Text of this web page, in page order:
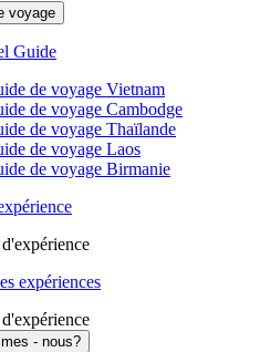
voyage
Guide
de voyage Vietnam
de voyage Cambodge
de voyage Thaïlande
de voyage Laos
de voyage Birmanie
expériences
- nous?